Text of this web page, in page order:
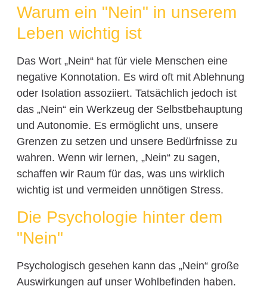
Warum ein "Nein" in unserem
Leben wichtig ist
Das Wort „Nein“ hat für viele Menschen eine
negative Konnotation. Es wird oft mit Ablehnung
oder Isolation assoziiert. Tatsächlich jedoch ist
das „Nein“ ein Werkzeug der Selbstbehauptung
und Autonomie. Es ermöglicht uns, unsere
Grenzen zu setzen und unsere Bedürfnisse zu
wahren. Wenn wir lernen, „Nein“ zu sagen,
schaffen wir Raum für das, was uns wirklich
wichtig ist und vermeiden unnötigen Stress.
Die Psychologie hinter dem
"Nein"
Psychologisch gesehen kann das „Nein“ große
Auswirkungen auf unser Wohlbefinden haben.